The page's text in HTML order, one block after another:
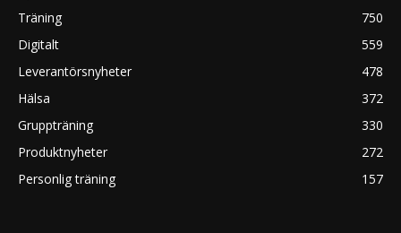
Träning
750
Digitalt
559
Leverantörsnyheter
478
Hälsa
372
Gruppträning
330
Produktnyheter
272
Personlig träning
157